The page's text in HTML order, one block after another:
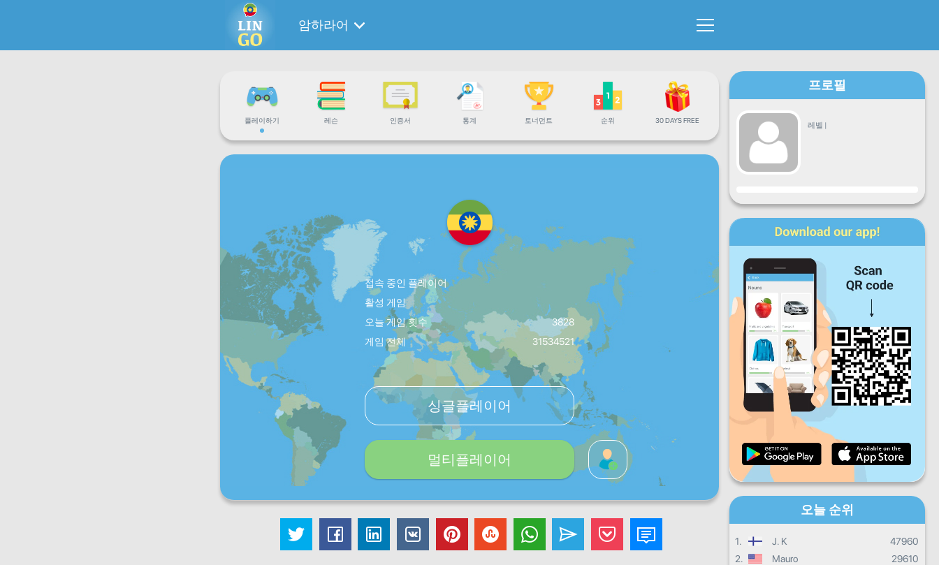
암하라어
플레이하기 레슨 인증서 통계 토너먼트 순위 30 DAYS FREE
접속 중인 플레이어
활성 게임
오늘 게임 횟수
3828
게임 전체
31534521
싱글플레이어
멀티플레이어
프로필
레벨 |
진행
수 목
토 일
일일 진행상황
월별 진행상황
전체 진행상태
오늘 순위
1. J. K
47960
2.
Mauro
29610